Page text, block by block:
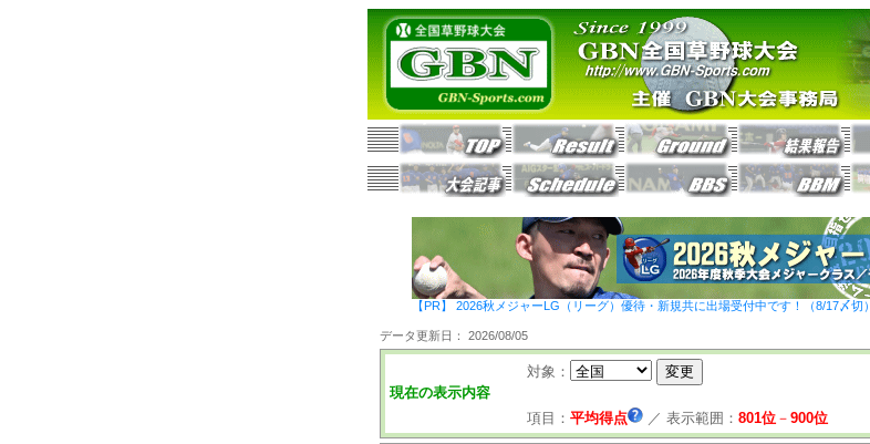
【PR】 2026秋メジャーLG（リーグ）優待・新規共に出場受付中です！（8/17〆切）
データ更新日： 2026/08/05
現在の表示内容
対象：
項目： 平均得点 ／ 表示範囲： 801位－ 900位